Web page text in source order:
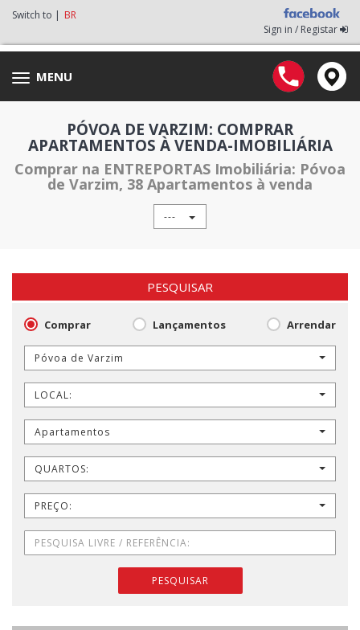
Switch to | BR
Sign in / Registar
Toggle
navigation
MENU
PÓVOA DE VARZIM: COMPRAR
APARTAMENTOS À VENDA-IMOBILIÁRIA
Comprar na ENTREPORTAS Imobiliária: Póvoa
de Varzim, 38 Apartamentos à venda
---
PESQUISAR
Comprar Lançamentos Arrendar
Póvoa de Varzim
LOCAL:
Apartamentos
QUARTOS:
PREÇO:
PESQUISAR